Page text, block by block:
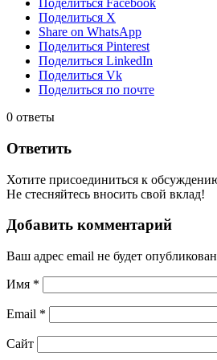
Поделиться Facebook
Поделиться X
Share on WhatsApp
Поделиться Pinterest
Поделиться LinkedIn
Поделиться Vk
Поделиться по почте
0 ответы
Ответить
Хотите присоединиться к
Не стесняйтесь вносить свой вклад!
Добавить комментарий
Ваш адрес email не будет
Имя *
Email *
Сайт